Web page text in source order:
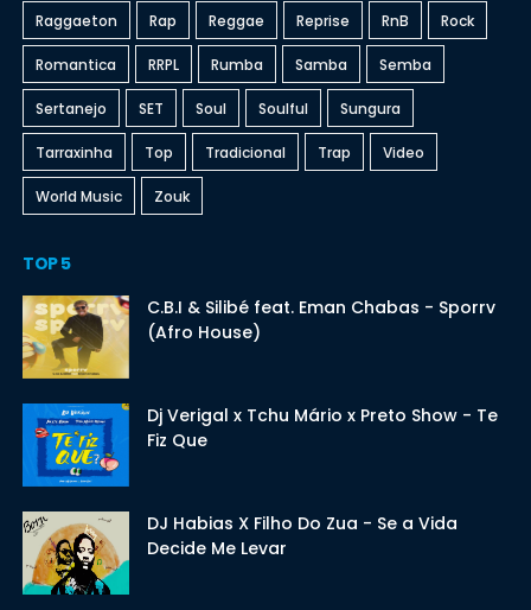
Raggaeton Rap Reggae Reprise RnB Rock
Romantica RRPL Rumba Samba Semba
Sertanejo SET Soul Soulful Sungura
Tarraxinha Top Tradicional Trap Video
World Music Zouk
TOP 5
C.B.I & Silibé feat. Eman Chabas - Sporrv
(Afro House)
Dj Verigal x Tchu Mário x Preto Show - Te
Fiz Que
DJ Habias X Filho Do Zua - Se a Vida
Decide Me Levar